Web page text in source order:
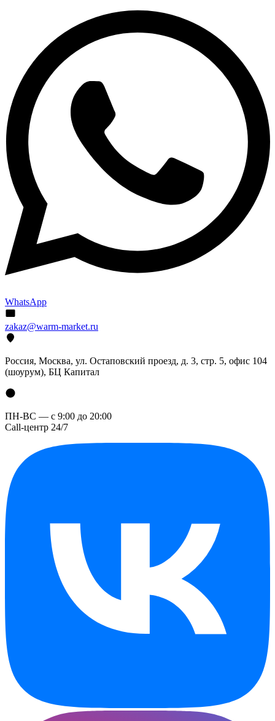
WhatsApp
zakaz@warm-market.ru
Россия, Москва, ул. Остаповский проезд, д. 3, стр. 5, офис 104
(шоурум), БЦ Капитал
ПН-ВС — с 9:00 до 20:00
Call-центр 24/7